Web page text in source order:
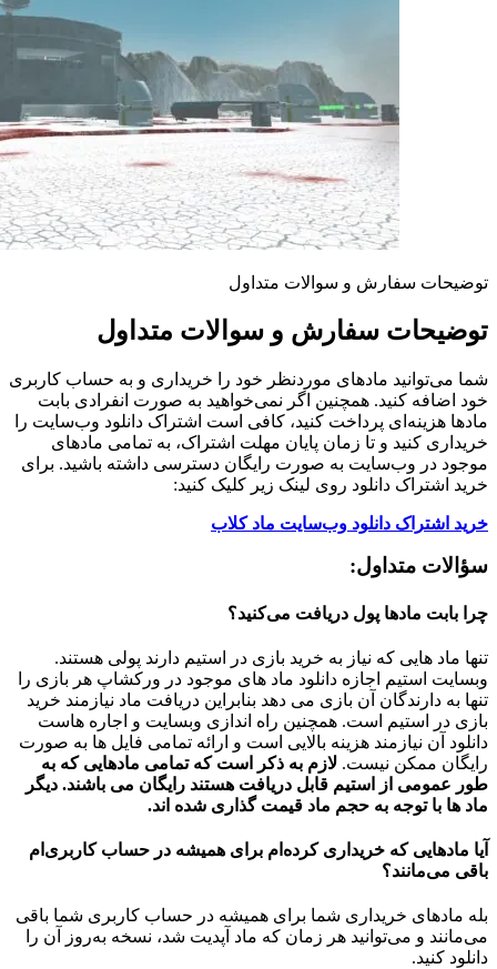
توضیحات سفارش و سوالات متداول
توضیحات سفارش و سوالات متداول
شما می‌توانید مادهای موردنظر خود را خریداری و به حساب کاربری
خود اضافه کنید. همچنین اگر نمی‌خواهید به صورت انفرادی بابت
مادها هزینه‌ای پرداخت کنید، کافی است اشتراک دانلود وب‌سایت را
خریداری کنید و تا زمان پایان مهلت اشتراک، به تمامی مادهای
موجود در وب‌سایت به صورت رایگان دسترسی داشته باشید. برای
خرید اشتراک دانلود روی لینک زیر کلیک کنید:
خرید اشتراک دانلود وب‌سایت ماد کلاب
سؤالات متداول:
چرا بابت مادها پول دریافت می‌کنید؟
تنها ماد هایی که نیاز به خرید بازی در استیم دارند پولی هستند.
وبسایت استیم اجازه دانلود ماد های موجود در ورکشاپ هر بازی را
تنها به دارندگان آن بازی می دهد بنابراین دریافت ماد نیازمند خرید
بازی در استیم است. همچنین راه اندازی وبسایت و اجاره هاست
دانلود آن نیازمند هزینه بالایی است و ارائه تمامی فایل ها به صورت
رایگان ممکن نیست. لازم به ذکر است که تمامی مادهایی که به
طور عمومی از استیم قابل دریافت هستند رایگان می باشند. دیگر
ماد ها با توجه به حجم ماد قیمت گذاری شده اند.
آیا مادهایی که خریداری کرده‌ام برای همیشه در حساب‌ کاربری‌ام
باقی می‌مانند؟
بله مادهای خریداری شما برای همیشه در حساب کاربری شما باقی
می‌مانند و می‌توانید هر زمان که ماد آپدیت شد، نسخه به‌روز آن را
دانلود کنید.